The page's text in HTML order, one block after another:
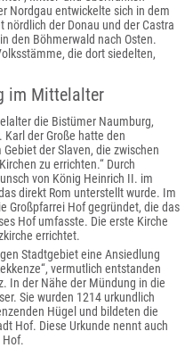
Nordgau entwickelte sich in dem
nördlich der Donau und der Castra
den Böhmerwald nach Osten.
die dort siedelten,
im Mittelalter
die Bistümer Naumburg,
Karl der Große hatte den
der Slaven, die zwischen
zu errichten.“ Durch
von König Heinrich II. im
direkt Rom unterstellt wurde. Im
Großpfarrei Hof gegründet, die das
Hof umfasste. Die erste Kirche
errichtet.
Stadtgebiet eine Ansiedlung
vermutlich entstanden
In der Nähe der Mündung in die
Sie wurden 1214 urkundlich
Hügel und bildeten die
Hof. Diese Urkunde nennt auch